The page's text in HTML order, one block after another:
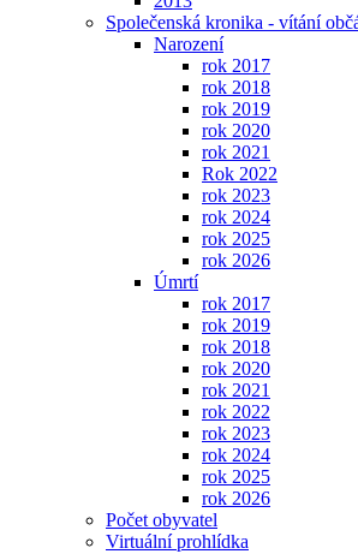
Společenská kronika - vítání
Narození
rok 2017
rok 2018
rok 2019
rok 2020
rok 2021
Rok 2022
rok 2023
rok 2024
rok 2025
rok 2026
Úmrtí
rok 2017
rok 2019
rok 2018
rok 2020
rok 2021
rok 2022
rok 2023
rok 2024
rok 2025
rok 2026
Počet obyvatel
Virtuální prohlídka